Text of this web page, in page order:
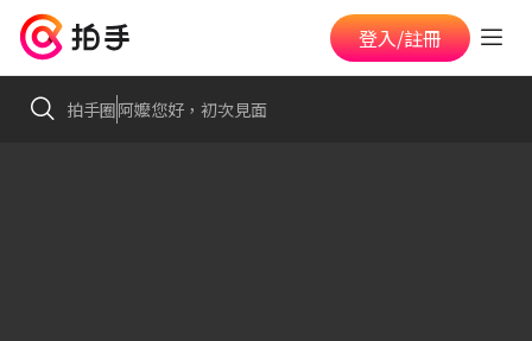
登入/註冊
拍手圈阿嬤您好，初次見面